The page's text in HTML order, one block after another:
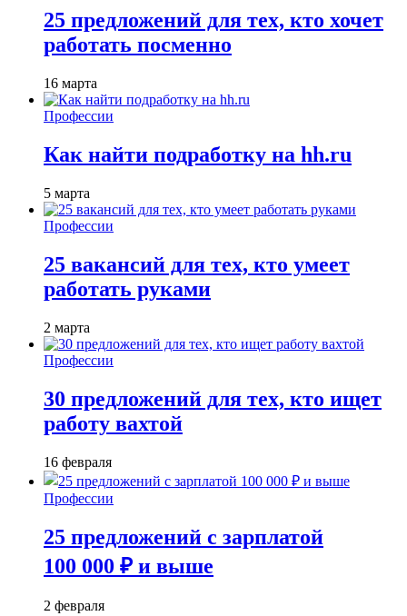
25 предложений для тех, кто хочет
работать посменно
16 марта
Профессии
Как найти подработку на hh.ru
5 марта
Профессии
25 вакансий для тех, кто умеет
работать руками
2 марта
Профессии
30 предложений для тех, кто ищет
работу вахтой
16 февраля
Профессии
25 предложений с зарплатой
100 000 ₽ и выше
2 февраля